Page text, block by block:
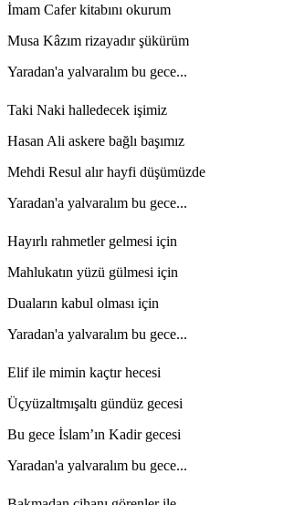
İmam Cafer kitabını okurum
Musa Kâzım rizayadır şükürüm
Yaradan'a yalvaralım bu gece...
Taki Naki halledecek işimiz
Hasan Ali askere bağlı başımız
Mehdi Resul alır hayfi düşümüzde
Yaradan'a yalvaralım bu gece...
Hayırlı rahmetler gelmesi için
Mahlukatın yüzü gülmesi için
Duaların kabul olması için
Yaradan'a yalvaralım bu gece...
Elif ile mimin kaçtır hecesi
Üçyüzaltmışaltı gündüz gecesi
Bu gece İslam’ın Kadir gecesi
Yaradan'a yalvaralım bu gece...